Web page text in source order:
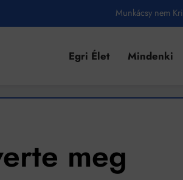
Karinthy Frigyes: a
Az ördög még
Egri Élet Mindenki
meg